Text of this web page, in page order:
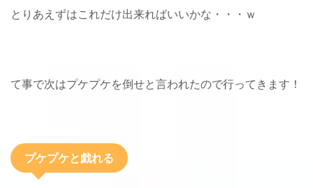
とりあえずはこれだけ出来ればいいかな・・・ｗ
て事で次はプケプケを倒せと言われたので行ってきます！
プケプケと戯れる